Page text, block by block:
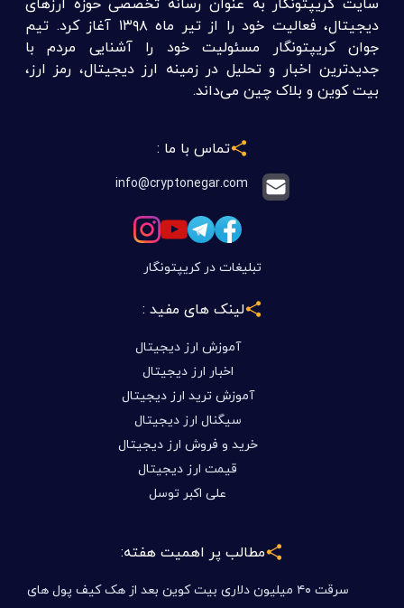
سایت کریپتونگار به عنوان رسانه تخصصی حوزه ارزهای
دیجیتال، فعالیت خود را از تیر ماه ۱۳۹۸ آغاز کرد. تیم
جوان کریپتونگار مسئولیت خود را آشنایی مردم با
جدیدترین اخبار و تحلیل در زمینه ارز دیجیتال، رمز ارز،
بیت کوین و بلاک چین می‌داند.
تماس با ما :
info@cryptonegar.com
تبلیغات در کریپتونگار
لینک های مفید :
آموزش ارز دیجیتال
اخبار ارز دیجیتال
آموزش ترید ارز دیجیتال
سیگنال ارز دیجیتال
خرید و فروش ارز دیجیتال
قیمت ارز دیجیتال
علی اکبر توسل
مطالب پر اهمیت هفته:
سرقت ۴۰ میلیون دلاری بیت کوین بعد از هک کیف پول های